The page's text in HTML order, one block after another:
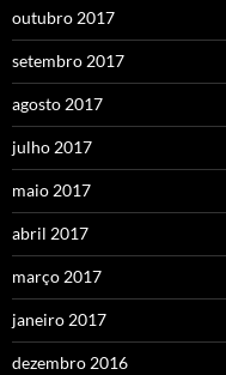
outubro 2017
setembro 2017
agosto 2017
julho 2017
maio 2017
abril 2017
março 2017
janeiro 2017
dezembro 2016